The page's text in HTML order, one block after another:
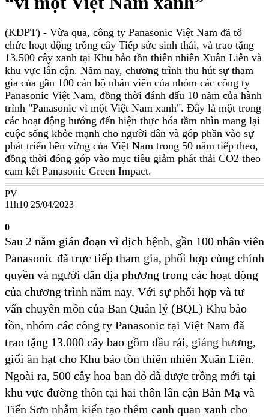
(KDPT) - Vừa qua, công ty Panasonic Việt Nam đã tổ
chức hoạt động trồng cây Tiếp sức sinh thái, và trao tặng
13.500 cây xanh tại Khu bảo tồn thiên nhiên Xuân Liên và
khu vực lân cận. Năm nay, chương trình thu hút sự tham
gia của gần 100 cán bộ nhân viên của nhóm các công ty
Panasonic Việt Nam, đồng thời đánh dấu 10 năm của hành
trình "Panasonic vì một Việt Nam xanh". Đây là một trong
các hoạt động hướng đến hiện thực hóa tầm nhìn mang lại
cuộc sống khỏe mạnh cho người dân và góp phần vào sự
phát triển bền vững của Việt Nam trong 50 năm tiếp theo,
đồng thời đóng góp vào mục tiêu giảm phát thải CO2 theo
cam kết Panasonic Green Impact.
PV
11h10 25/04/2023
0
Sau 2 năm gián đoạn vì dịch bệnh, gần 100 nhân viên
Panasonic đã trực tiếp tham gia, phối hợp cùng chính
quyền và người dân địa phương trong các hoạt động
của chương trình năm nay. Với sự phối hợp và tư
vấn chuyên môn của Ban Quản lý (BQL) Khu bảo
tồn, nhóm các công ty Panasonic tại Việt Nam đã
trao tặng 13.000 cây bao gồm dầu rái, giáng hương,
giổi ăn hạt cho Khu bảo tồn thiên nhiên Xuân Liên.
Ngoài ra, 500 cây hoa ban đỏ đã được trồng mới tại
khu vực đường thôn tại hai thôn lân cận Bản Mạ và
Tiến Sơn nhằm kiến tạo thêm canh quan xanh cho